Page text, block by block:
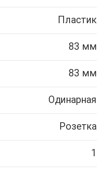
Пластик
83 мм
83 мм
Одинарная
Розетка
1